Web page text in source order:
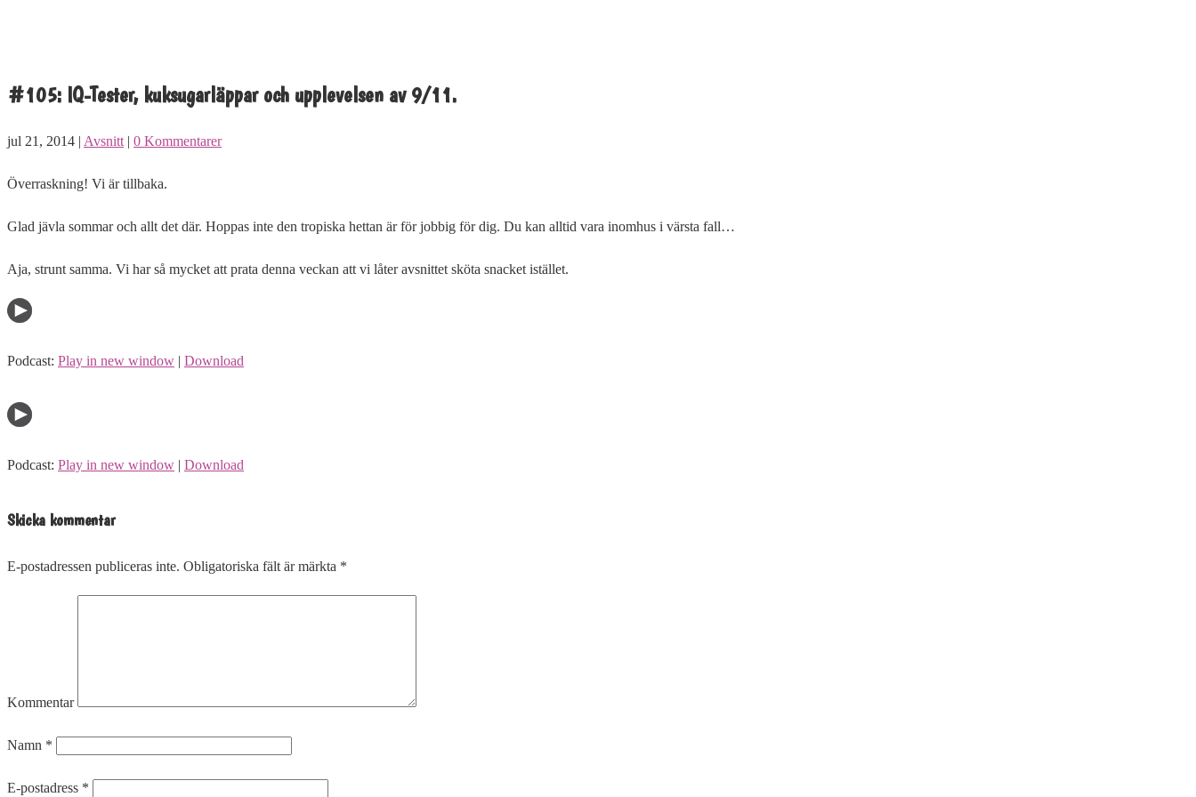
#105: IQ-Tester, kuksugarläppar och upplevelsen av 9/11.
jul 21, 2014 | Avsnitt | 0 Kommentarer
Överraskning! Vi är tillbaka.
Glad jävla sommar och allt det där. Hoppas inte den tropiska hettan är för jobbig för dig. Du kan alltid vara inomhus i värsta fall…
Aja, strunt samma. Vi har så mycket att prata denna veckan att vi låter avsnittet sköta snacket istället.
Podcast: Play in new window | Download
Podcast: Play in new window | Download
Skicka kommentar
E-postadressen publiceras inte. Obligatoriska fält är märkta *
Kommentar
Namn *
E-postadress *